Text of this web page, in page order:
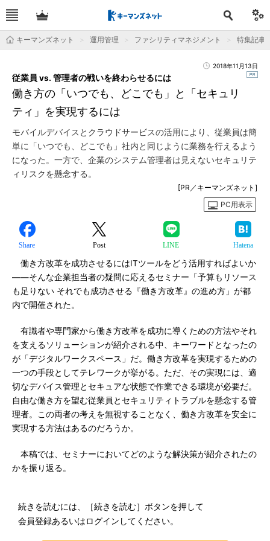
キーマンズネット 運用管理 ファシリティマネジメント 特集記事
2018年11月13日
働き方の「いつでも、どこでも」と「セキュリ
ティ」を実現するには
従業員 vs. 管理者の戦いを終わらせるには
モバイルデバイスとクラウドサービスの活用により、従業員は簡
単に「いつでも、どこでも」社内と同じように業務を行えるよう
になった。一方で、企業のシステム管理者は見えないセキュリテ
ィリスクを懸念する。
[PR／キーマンズネット]
PC用表示
Share Post LINE Hatena
働き方改革を成功させるにはITツールをどう活用すればよいか
――そんな企業担当者の疑問に応えるセミナー「予算もリソース
も足りない それでも成功させる『働き方改革』の進め方」が都
内で開催された。
有識者や専門家から働き方改革を成功に導くための方法やそれ
を支えるソリューションが紹介される中、キーワードとなったの
が「デジタルワークスペース」だ。働き方改革を実現するための
一つの手段としてテレワークが挙がる。ただ、その実現には、適
切なデバイス管理とセキュアな状態で作業できる環境が必要だ。
自由な働き方を望む従業員とセキュリティトラブルを懸念する管
理者。この両者の考えを無視することなく、働き方改革を安全に
実現する方法はあるのだろうか。
本稿では、セミナーにおいてどのような解決策が紹介されたの
かを振り返る。
続きを読むには、［続きを読む］ボタンを押して
会員登録あるいはログインしてください。